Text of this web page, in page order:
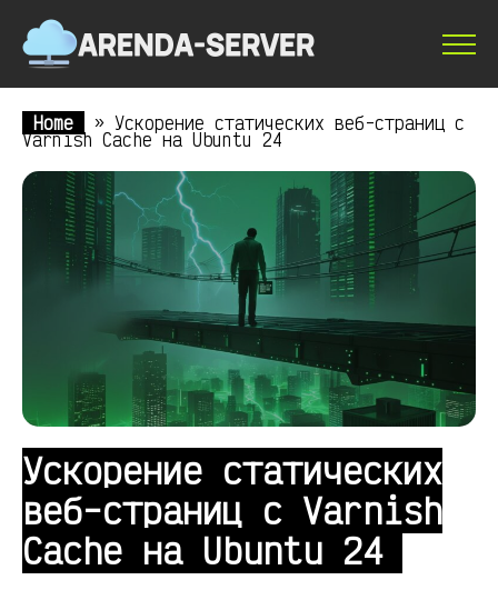
Home » Ускорение статических веб-страниц с
Varnish Cache на Ubuntu 24
Ускорение статических
веб-страниц с Varnish
Cache на Ubuntu 24